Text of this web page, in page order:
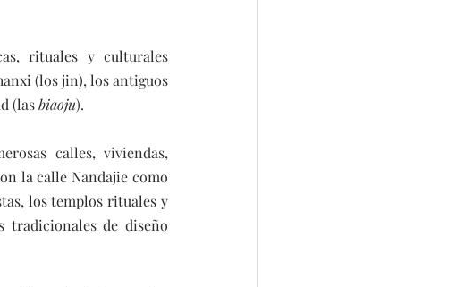
rituales y culturales
(los jin), los antiguos
(las biaoju).
calles, viviendas,
la calle Nandajie como
los templos rituales y
tradicionales de diseño